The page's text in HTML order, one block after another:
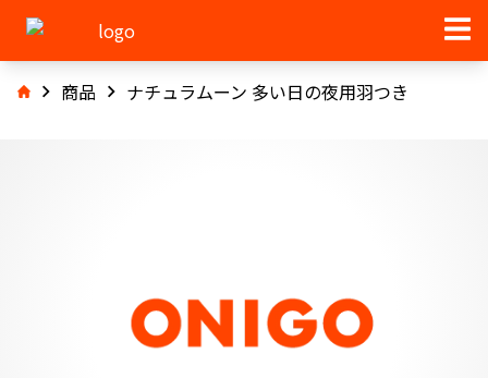
商品 ナチュラムーン 多い日の夜用羽つき